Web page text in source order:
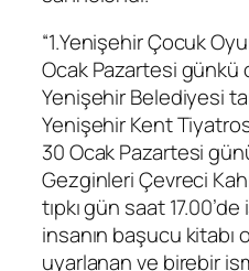
“1.Yenişehir Çocuk
Ocak Pazartesi günkü
Yenişehir Belediyesi
Yenişehir Kent
30 Ocak Pazartesi
Gezginleri Çevreci
tıpkı gün saat
insanın başucu kitabı
uyarlanan ve birebir